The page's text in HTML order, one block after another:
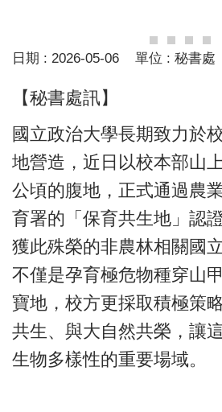
日期 : 2026-05-06 單位 : 秘書處
【秘書處訊】
國立政治大學長期致力於
地營造，近日以校本部山
公頃的腹地，正式通過農
育署的「保育共生地」認
獲此殊榮的非農林相關國
不僅是孕育極危物種穿山
寶地，校方更採取積極策
共生、與大自然共榮，讓
生物多樣性的重要場域。